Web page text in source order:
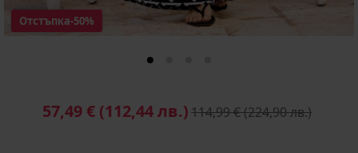
Отстъпка-50%
57,49 € (112,44 лв.)114,99 €(224,90 лв.)